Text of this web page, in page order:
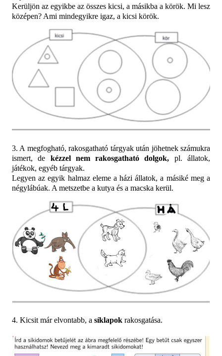
Kerüljön az egyikbe az összes kicsi, a másikba a körök. Mi lesz
középen? Ami mindegyikre igaz, a kicsi körök.
3. A megfogható, rakosgatható tárgyak után jöhetnek számukra
ismert, de kézzel nem rakosgatható dolgok, pl. állatok,
játékok, egyéb tárgyak.
Legyen az egyik halmaz eleme a házi állatok, a másiké meg a
négylábúak. A metszetbe a kutya és a macska kerül.
4. Kicsit már elvontabb, a síklapok rakosgatása.